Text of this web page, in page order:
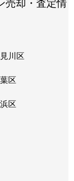
川区
区
区